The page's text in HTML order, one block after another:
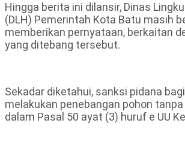
Hingga berita ini dilansir, Dinas
(DLH) Pemerintah Kota Batu masih
memberikan pernyataan, berkaitan
yang ditebang tersebut.
Sekadar diketahui, sanksi pidana
melakukan penebangan pohon
dalam Pasal 50 ayat (3) huruf e UU